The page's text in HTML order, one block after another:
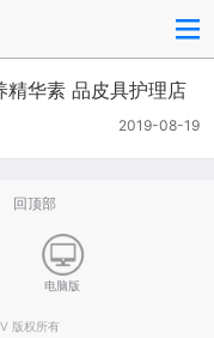
精华素 品皮具护理店
2019-08-19
回顶部
电脑版
版权所有